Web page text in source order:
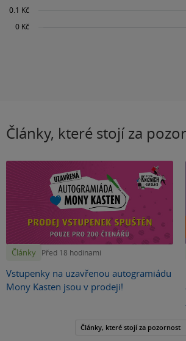
Články, které stojí za
Články Před 18 hodinami
Vstupenky na uzavřenou autogramiádu
Mony Kasten jsou v prodeji!
Články, které stojí za pozornost